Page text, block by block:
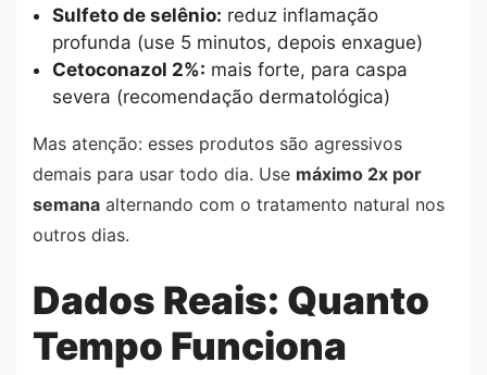
Sulfeto de selênio: reduz inflamação
profunda (use 5 minutos, depois enxague)
Cetoconazol 2%: mais forte, para caspa
severa (recomendação dermatológica)
Mas atenção: esses produtos são agressivos
demais para usar todo dia. Use máximo 2x por
semana alternando com o tratamento natural nos
outros dias.
Dados Reais: Quanto
Tempo Funciona